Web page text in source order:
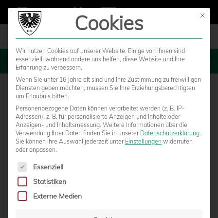
MENU
„KLASSE GEMEINSCHAFT“ – KANT-
Mit
Cookies
Wir nutzen Cookies auf unserer Website. Einige von ihnen sind
essenziell, während andere uns helfen, diese Website und Ihre
Erfahrung zu verbessern.
Wenn Sie unter 16 Jahre alt sind und Ihre Zustimmung zu freiwilligen
Diensten geben möchten, müssen Sie Ihre Erziehungsberechtigten
um Erlaubnis bitten.
Personenbezogene Daten können verarbeitet werden (z. B. IP-
Adressen), z. B. für personalisierte Anzeigen und Inhalte oder
Anzeigen- und Inhaltsmessung. Weitere Informationen über die
Verwendung Ihrer Daten finden Sie in unserer Datenschutzerklärung.
Sie können Ihre Auswahl jederzeit unter Einstellungen widerrufen
oder anpassen.
Es folgt eine Liste der Service-Gruppen, für die eine
Essenziell
Statistiken
Externe Medien